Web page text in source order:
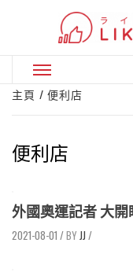
Primary
Menu
主頁 便利店
便利店
外國奧運記者 大
2021-08-01 / JJ /